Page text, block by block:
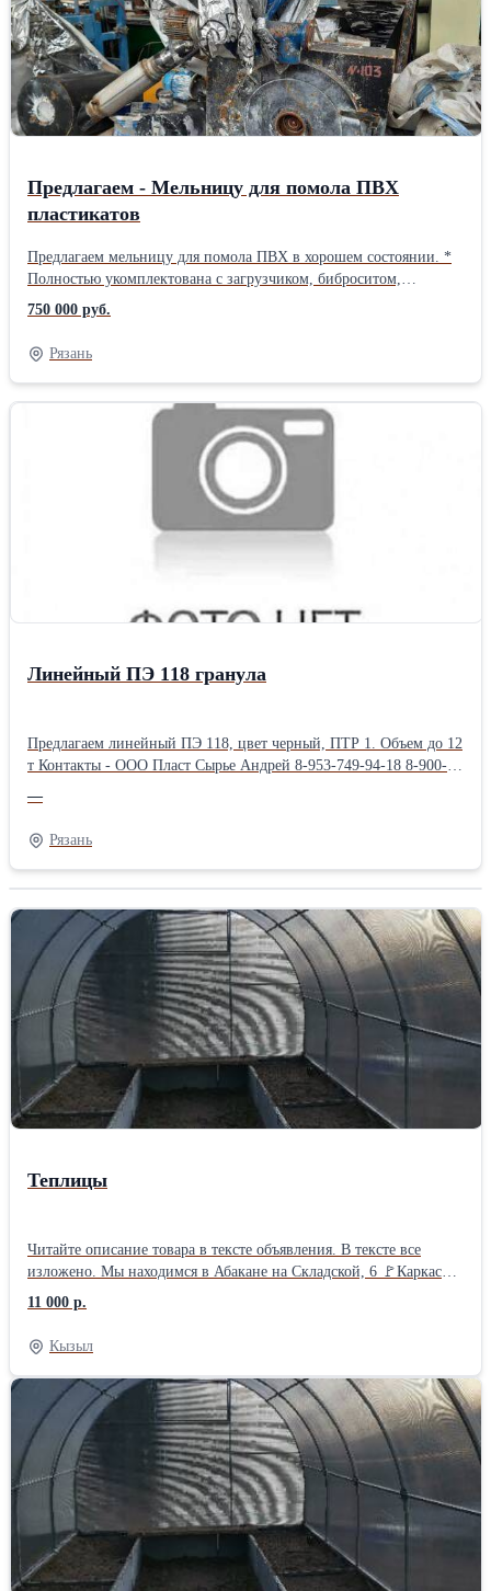
Шредеры
Предлагаем - Мельницу для помола ПВХ
пластикатов
Предлагаем мельницу для помола ПВХ в хорошем состоянии. *
Полностью укомплектована с загрузчиком, биброситом,
циклоном и пылеуловителем. * Диаметр ротора 500 мм. *
Производительность 100-150 кг/час. * Двигатель 45 кВт,
плавный пуск. * Шкаф управления. В данный момент
оборудование на консервации, можно собрать и подключить.
Возможна продажа с НДС Контакты - ООО Пласт Сырье Андрей
750 000 руб.
Рязань
Линейный ПЭ 118 гранула
Предлагаем линейный ПЭ 118, цвет черный, ПТР 1. Объем до 12
т Контакты - ООО Пласт Сырье Андрей 8-953-749-94-18 8-900-
plastsyre62@rambler.ruПроизводитель: Собственное
производство
—
Рязань
Теплицы
Читайте описание товара в тексте объявления. В тексте все
изложено. Мы находимся в Абакане на Складской, 6 🚩Каркас
теплицы "Дачница" из оцинкованной профильной трубы 20*20
🚩В каркасе две двери и две форточки, дуги через 1 метр. 🚩
Каркас на 5ти поперечинах. Сборка - труба в трубу на саморез.
🚩🚩 Цена указана за каркас 3*4м. БЕЗ поликарбоната. 🚩
Сотовый поликарбонат можно приобрести у нас отдельно, на
выбор. 🚩Каркас теплицы увеличивается по длине кратно - двум
метрам с помощью вставок. 🚩Цена вставки для увеличения
длины на 2м - 2 950 руб. 🚩Каркас 3*4м выходит - 11 000 руб. 🚩
Каркас 3*6м выходит - 13 950 руб. 🚩Каркас 3*8м выходит - 16
900 руб. 🚩Каркас 3*10м выходит - 29 850 руб. Данный каркас
теплицы по качеству - полностью соответствует своей цене❗
Длина теплицы может быть любой кратной двум метрам от 4х
метров❗ Посмотреть - увидеть, потрогать данный каркас для
теплицы можно на Складской, 6 в Абакане. 🚩Цена
11 000 р.
Кызыл